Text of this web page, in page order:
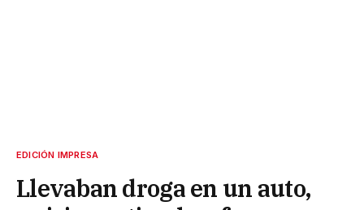
EDICIÓN IMPRESA
Llevaban droga en un auto,